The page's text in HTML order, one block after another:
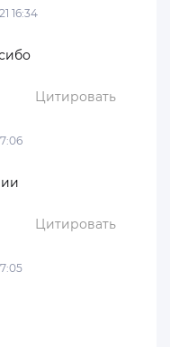
16:34
Цитировать
Цитировать